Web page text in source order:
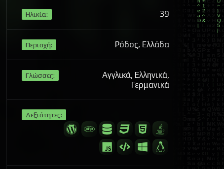
Ηλικία: 39
Περιοχή: Ρόδος, Ελλάδα
Γλώσσες:
Αγγλικά, Ελληνικά,
Γερμανικά
Δεξιότητες: